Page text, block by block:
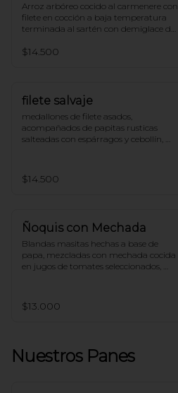
Arroz arbóreo cocido al carmenere con
filete en cocción a baja temperatura
terminada al sartén con demiglace de
$14.500
filete salvaje
medallones de filete asados,
acompañados de papitas rusticas
salteadas con espárragos y cebollín,
$14.500
Ñoquis con Mechada
Blandas masitas hechas a base de
papa, mezcladas con mechada cocida
en jugos de tomates seleccionados,
$13.000
Nuestros Panes